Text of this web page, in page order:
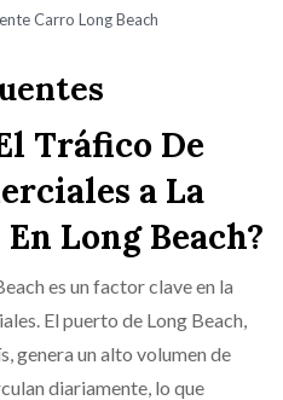
Carro Long Beach
Tráfico De
a La
Long Beach?
es un factor clave en la
El puerto de Long Beach,
genera un alto volumen de
diariamente, lo que